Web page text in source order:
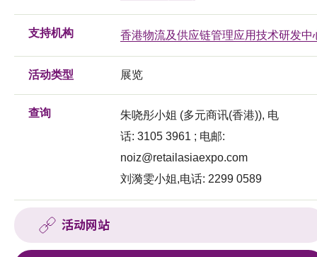
支持机构 香港物流及供应链管理应用技术研发中
活动类型 展览
查询
朱哓彤小姐 (多元商讯(香港)), 电
话: 3105 3961 ; 电邮:
noiz@retailasiaexpo.com
刘漪雯小姐,电话: 2299 0589
活动网站